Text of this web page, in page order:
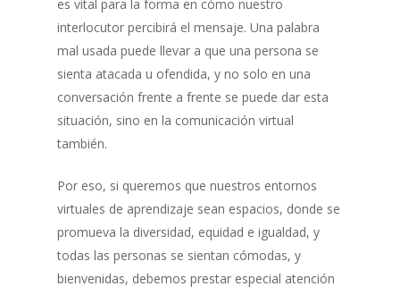
es vital para la forma en cómo nuestro
interlocutor percibirá el mensaje. Una palabra
mal usada puede llevar a que una persona se
sienta atacada u ofendida, y no solo en una
conversación frente a frente se puede dar esta
situación, sino en la comunicación virtual
también.
Por eso, si queremos que nuestros entornos
virtuales de aprendizaje sean espacios, donde se
promueva la diversidad, equidad e igualdad, y
todas las personas se sientan cómodas, y
bienvenidas, debemos prestar especial atención